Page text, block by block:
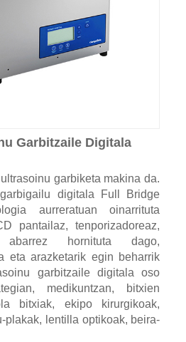
Garbitzaile Digitala
garbiketa makina da.
digitala Full Bridge
aurreratuan oinarrituta
pantailaz, tenporizadoreaz,
hornituta dago,
eta arazketarik egin beharrik
garbitzaile digitala oso
medikuntzan, bitxien
bitxiak, ekipo kirurgikoak,
plakak, lentilla optikoak, beira-